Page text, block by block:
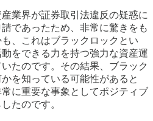
業界が証券取引法違反の疑惑に
であったため、非常に驚きをも
、これはブラックロックとい
をできる力を持つ強力な資産運
たのです。その結果、ブラック
を知っている可能性があると
に重要な事象としてポジティブ
たのです。